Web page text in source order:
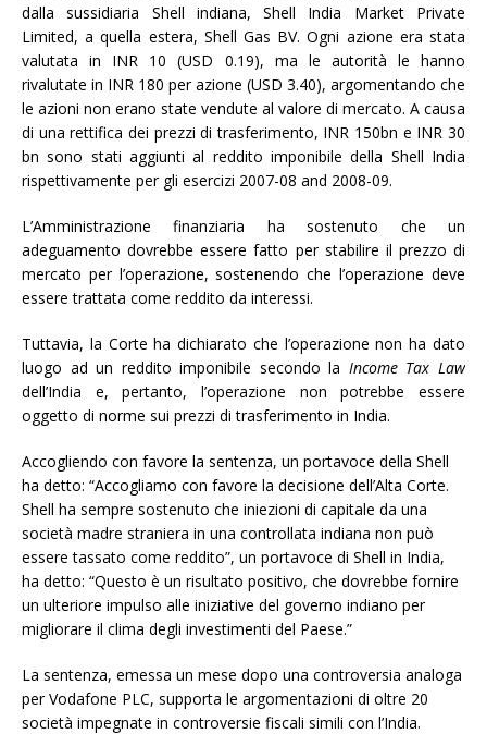
dalla sussidiaria Shell indiana, Shell India Market Private
Limited, a quella estera, Shell Gas BV. Ogni azione era stata
valutata in INR 10 (USD 0.19), ma le autorità le hanno
rivalutate in INR 180 per azione (USD 3.40), argomentando che
le azioni non erano state vendute al valore di mercato. A causa
di una rettifica dei prezzi di trasferimento, INR 150bn e INR 30
bn sono stati aggiunti al reddito imponibile della Shell India
rispettivamente per gli esercizi 2007-08 and 2008-09.
L’Amministrazione finanziaria ha sostenuto che un
adeguamento dovrebbe essere fatto per stabilire il prezzo di
mercato per l’operazione, sostenendo che l’operazione deve
essere trattata come reddito da interessi.
Tuttavia, la Corte ha dichiarato che l’operazione non ha dato
luogo ad un reddito imponibile secondo la Income Tax Law
dell’India e, pertanto, l’operazione non potrebbe essere
oggetto di norme sui prezzi di trasferimento in India.
Accogliendo con favore la sentenza, un portavoce della Shell
ha detto: “Accogliamo con favore la decisione dell’Alta Corte.
Shell ha sempre sostenuto che iniezioni di capitale da una
società madre straniera in una controllata indiana non può
essere tassato come reddito”, un portavoce di Shell in India,
ha detto: “Questo è un risultato positivo, che dovrebbe fornire
un ulteriore impulso alle iniziative del governo indiano per
migliorare il clima degli investimenti del Paese.”
La sentenza, emessa un mese dopo una controversia analoga
per Vodafone PLC, supporta le argomentazioni di oltre 20
società impegnate in controversie fiscali simili con l’India.